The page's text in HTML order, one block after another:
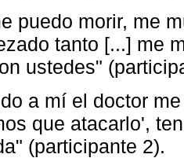
puedo morir, me
tanto [...] me
ustedes"
a mí el doctor
que atacarlo',
(participante 2).